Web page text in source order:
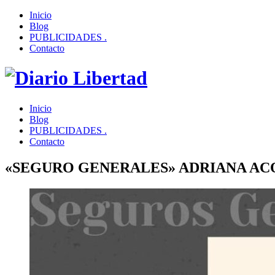
Inicio
Blog
PUBLICIDADES .
Contacto
Inicio
Blog
PUBLICIDADES .
Contacto
«SEGURO GENERALES» ADRIANA